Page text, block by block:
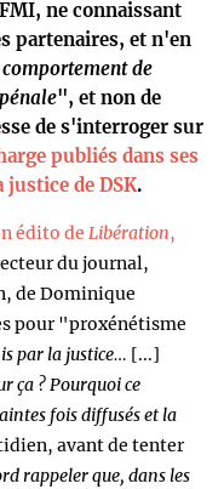
ne connaissant
partenaires, et n'en
de
", et non de
de s'interroger sur
publiés dans ses
de DSK.
édito de Libération,
du journal,
de Dominique
pour "proxénétisme
par la justice… [...]
ça ? Pourquoi ce
fois diffusés et la
avant de tenter
rappeler que, dans les